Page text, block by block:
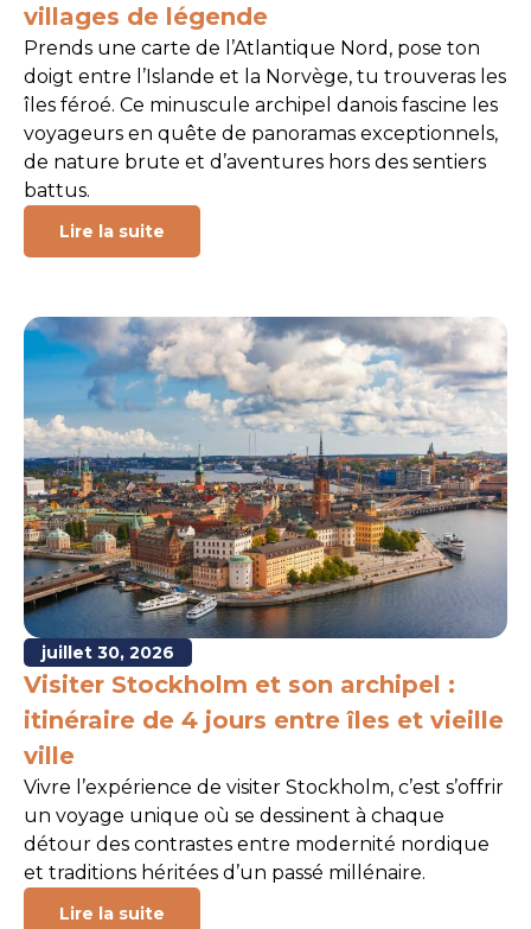
villages de légende
Prends une carte de l’Atlantique Nord, pose ton
doigt entre l’Islande et la Norvège, tu trouveras les
îles féroé. Ce minuscule archipel danois fascine les
voyageurs en quête de panoramas exceptionnels,
de nature brute et d’aventures hors des sentiers
battus.
Lire la suite
juillet 30, 2026
Visiter Stockholm et son archipel :
itinéraire de 4 jours entre îles et vieille
ville
Vivre l’expérience de visiter Stockholm, c’est s’offrir
un voyage unique où se dessinent à chaque
détour des contrastes entre modernité nordique
et traditions héritées d’un passé millénaire.
Lire la suite